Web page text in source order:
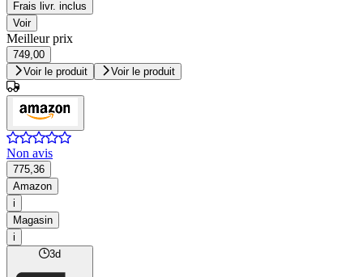
Frais livr. inclus
Voir
Meilleur prix
749,00
Voir le produit
Voir le produit
Non avis
775,36
Amazon
i
Magasin
i
3d